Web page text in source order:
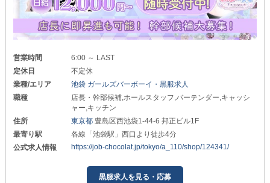
営業時間
6:00 ～ LAST
定休日
不定休
業種/エリア
池袋 ガールズバーボーイ・黒服求人
職種
店長・幹部候補,ホールスタッフ,バーテンダー,キャッシ
ャー,キッチン
住所
東京都 豊島区西池袋1-44-6 邦正ビル1F
最寄り駅
各線「池袋駅」西口より徒歩4分
公式求人情報
https://job-chocolat.jp/tokyo/a_110/shop/124341/
黒服求人を見る・応募